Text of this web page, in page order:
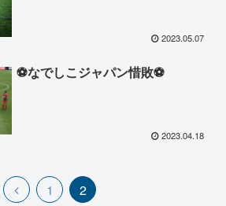
2023.05.07
⚽なでしこジャパン惜敗⚽
2023.04.18
1 2